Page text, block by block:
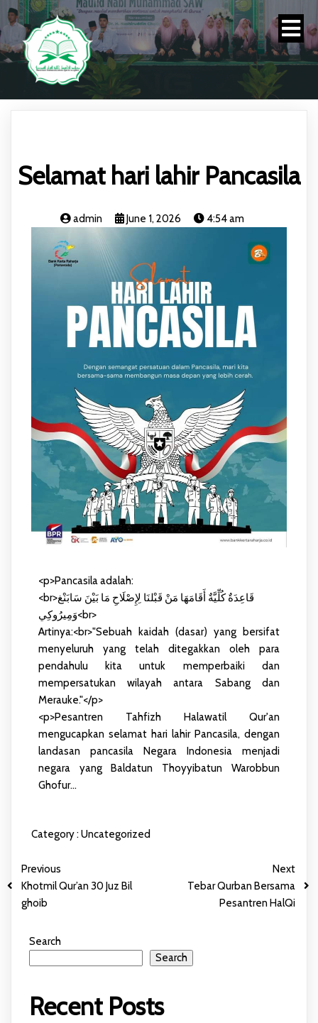
Selamat hari lahir Pancasila
admin June 1, 2026 4:54 am
<p>Pancasila adalah:
<br>قَاعِدَةٌ كُلِّيَّةٌ أَقَامَهَا مَنْ قَبْلنَا لِإِصْلَاحِ مَا بَيْنَ سَابَنْغ
وَمِيرُوكِي<br>
Artinya:<br>"Sebuah kaidah (dasar) yang bersifat
menyeluruh yang telah ditegakkan oleh para
pendahulu kita untuk memperbaiki dan
mempersatukan wilayah antara Sabang dan
Merauke."</p>
<p>Pesantren Tahfizh Halawatil Qur'an
mengucapkan selamat hari lahir Pancasila, dengan
landasan pancasila Negara Indonesia menjadi
negara yang Baldatun Thoyyibatun Warobbun
Ghofur...
Category :Uncategorized
Previous
Khotmil Qur’an 30 Juz Bil
ghoib
Next
Tebar Qurban Bersama
Pesantren HalQi
Search
Search
Recent Posts